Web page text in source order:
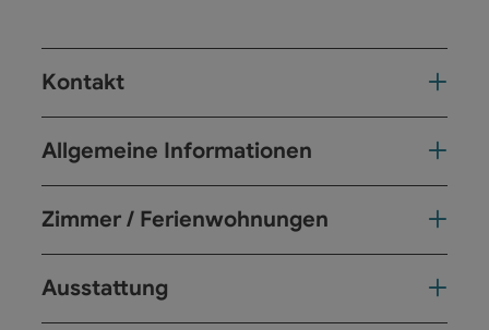
Kontakt
Allgemeine Informationen
Zimmer / Ferienwohnungen
Ausstattung